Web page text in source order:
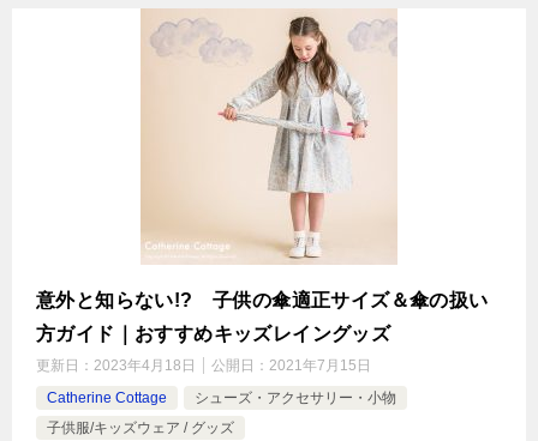
意外と知らない!? 子供の傘適正サイズ＆傘の扱い
方ガイド｜おすすめキッズレイングッズ
更新日： 2023年4月18日 公開日： 2021年7月15日
Catherine Cottage
シューズ・アクセサリー・小物
子供服/キッズウェア / グッズ